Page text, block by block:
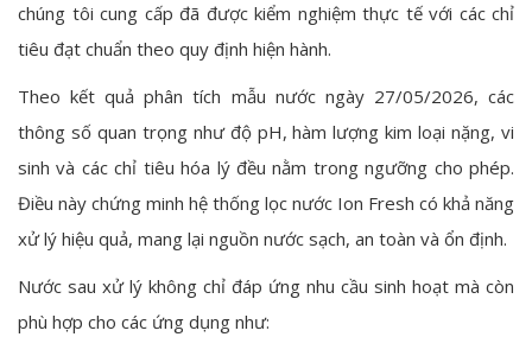
chúng tôi cung cấp đã được kiểm nghiệm thực tế với các chỉ
tiêu đạt chuẩn theo quy định hiện hành.
Theo kết quả phân tích mẫu nước ngày 27/05/2026, các
thông số quan trọng như độ pH, hàm lượng kim loại nặng, vi
sinh và các chỉ tiêu hóa lý đều nằm trong ngưỡng cho phép.
Điều này chứng minh hệ thống lọc nước Ion Fresh có khả năng
xử lý hiệu quả, mang lại nguồn nước sạch, an toàn và ổn định.
Nước sau xử lý không chỉ đáp ứng nhu cầu sinh hoạt mà còn
phù hợp cho các ứng dụng như: